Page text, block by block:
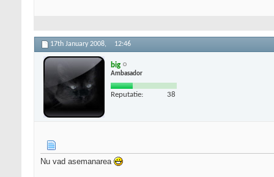
17th January 2008, 12:46
big
Ambasador
Reputatie: 38
Nu vad asemanarea